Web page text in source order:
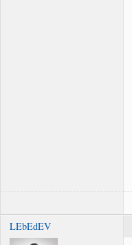
LEbEdEV